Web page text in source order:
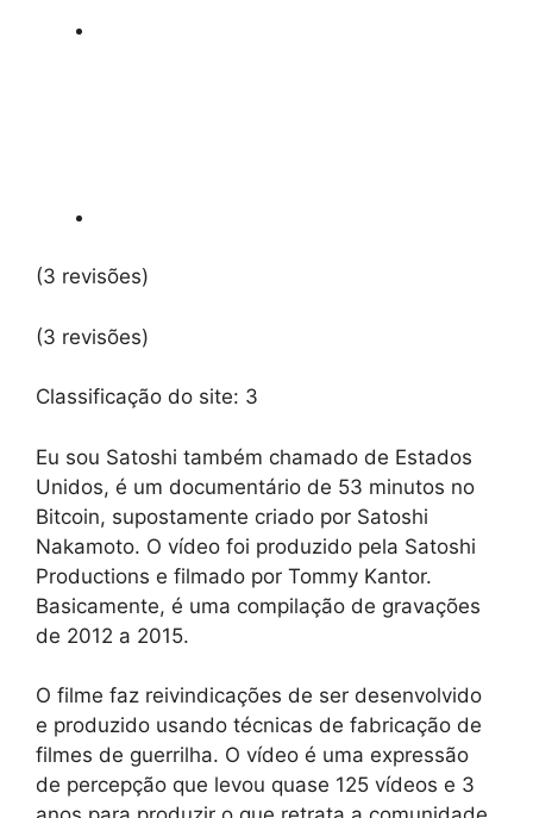
(3 revisões)
(3 revisões)
Classificação do site: 3
Eu sou Satoshi também chamado de Estados
Unidos, é um documentário de 53 minutos no
Bitcoin, supostamente criado por Satoshi
Nakamoto. O vídeo foi produzido pela Satoshi
Productions e filmado por Tommy Kantor.
Basicamente, é uma compilação de gravações
de 2012 a 2015.
O filme faz reivindicações de ser desenvolvido
e produzido usando técnicas de fabricação de
filmes de guerrilha. O vídeo é uma expressão
de percepção que levou quase 125 vídeos e 3